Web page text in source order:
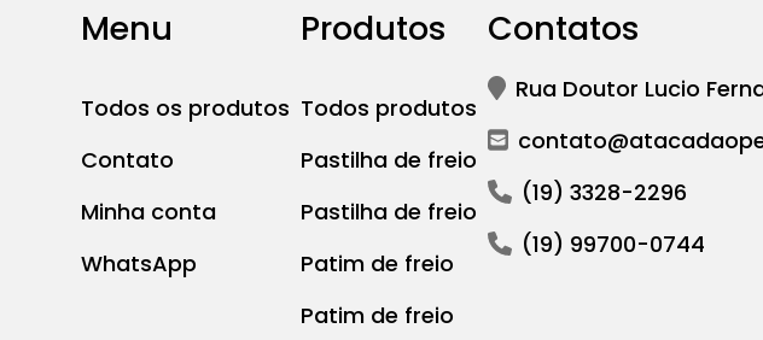
Menu
Todos os produtos
Contato
Minha conta
WhatsApp
Produtos
Todos produtos
Pastilha de freio
Pastilha de freio
Patim de freio
Patim de freio
Contatos
Rua Doutor Lucio
(19) 3328-2296
(19) 99700-0744